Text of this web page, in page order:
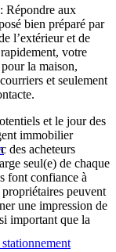
Répondre aux
bien préparé par
l’extérieur et de
votre
la maison,
et seulement
et le jour des
immobilier
des acheteurs
seul(e) de chaque
font confiance à
peuvent
une impression de
important que la